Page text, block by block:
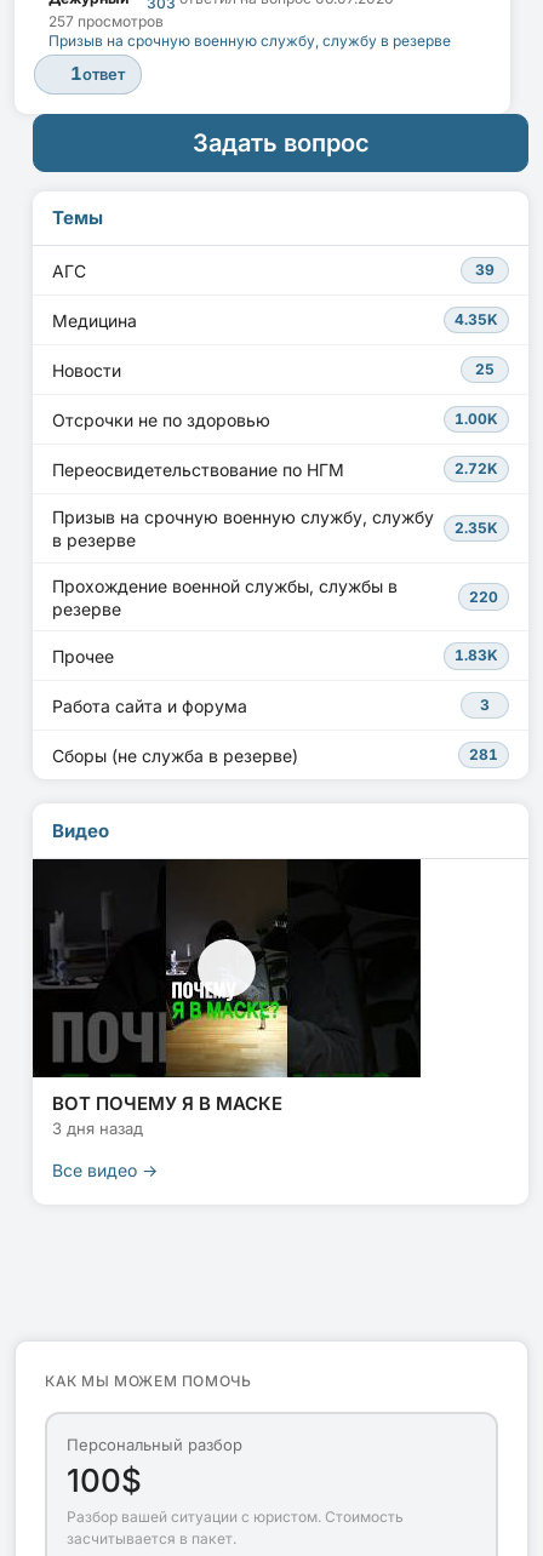
257 просмотров
Призыв на срочную военную службу, службу в резерве
1ответ
Задать вопрос
Темы
АГС 39
Медицина 4.35K
Новости 25
Отсрочки не по здоровью 1.00K
Переосвидетельствование по НГМ 2.72K
Призыв на срочную военную службу, службу
в резерве
2.35K
Прохождение военной службы, службы в
резерве
220
Прочее 1.83K
Работа сайта и форума 3
Сборы (не служба в резерве) 281
Видео
ВОТ ПОЧЕМУ Я В МАСКЕ
3 дня назад
Все видео →
КАК МЫ МОЖЕМ ПОМОЧЬ
Персональный разбор
100$
Разбор вашей ситуации с юристом. Стоимость
засчитывается в пакет.